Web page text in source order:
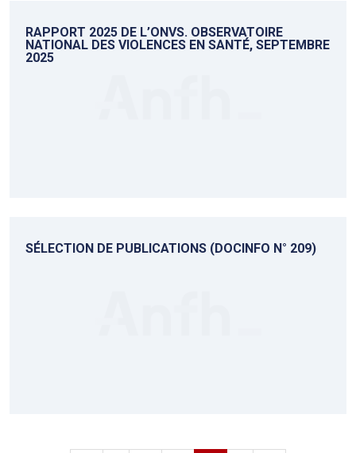
RAPPORT 2025 DE L’ONVS. OBSERVATOIRE
NATIONAL DES VIOLENCES EN SANTÉ, SEPTEMBRE
2025
SÉLECTION DE PUBLICATIONS (DOCINFO N° 209)